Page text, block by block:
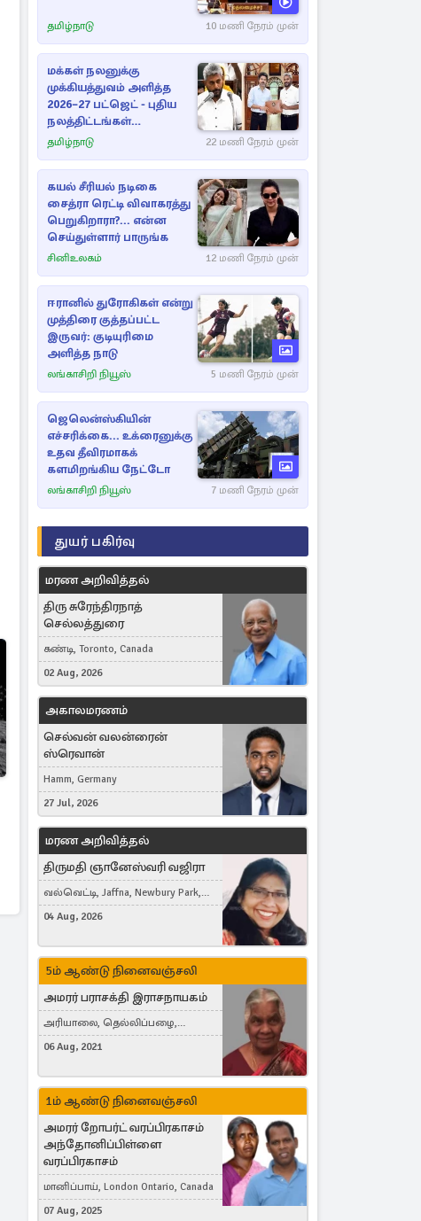
தமிழ்நாடு 10 மணி நேரம் முன்
மக்கள் நலனுக்கு
முக்கியத்துவம் அளித்த
2026–27 பட்ஜெட் - புதிய
நலத்திட்டங்கள்
என்னென்ன?
தமிழ்நாடு 22 மணி நேரம் முன்
கயல் சீரியல் நடிகை
சைத்ரா ரெட்டி விவாகரத்து
பெறுகிறாரா?... என்ன
செய்துள்ளார் பாருங்க
சினிஉலகம் 12 மணி நேரம் முன்
ஈரானில் துரோகிகள் என்று
முத்திரை குத்தப்பட்ட
இருவர்: குடியுரிமை
அளித்த நாடு
லங்காசிறி நியூஸ் 5 மணி நேரம் முன்
ஜெலென்ஸ்கியின்
எச்சரிக்கை... உக்ரைனுக்கு
உதவ தீவிரமாகக்
களமிறங்கிய நேட்டோ
லங்காசிறி நியூஸ் 7 மணி நேரம் முன்
துயர் பகிர்வு
மரண அறிவித்தல்
திரு சுரேந்திரநாத்
செல்லத்துரை
கண்டி, Toronto, Canada
02 Aug, 2026
அகாலமரணம்
செல்வன் வலன்ரைன்
ஸ்ரெவான்
Hamm, Germany
27 Jul, 2026
மரண அறிவித்தல்
திருமதி ஞானேஸ்வரி வஜிரா
வல்வெட்டி, Jaffna, Newbury Park,
United Kingdom
04 Aug, 2026
5ம் ஆண்டு நினைவஞ்சலி
அமரர் பராசக்தி இராசநாயகம்
அரியாலை, தெல்லிப்பழை,
Montreal, Canada
06 Aug, 2021
1ம் ஆண்டு நினைவஞ்சலி
அமரர் றோபர்ட் வரப்பிரகாசம்
அந்தோனிப்பிள்ளை
வரப்பிரகாசம்
மானிப்பாய், London Ontario, Canada
07 Aug, 2025